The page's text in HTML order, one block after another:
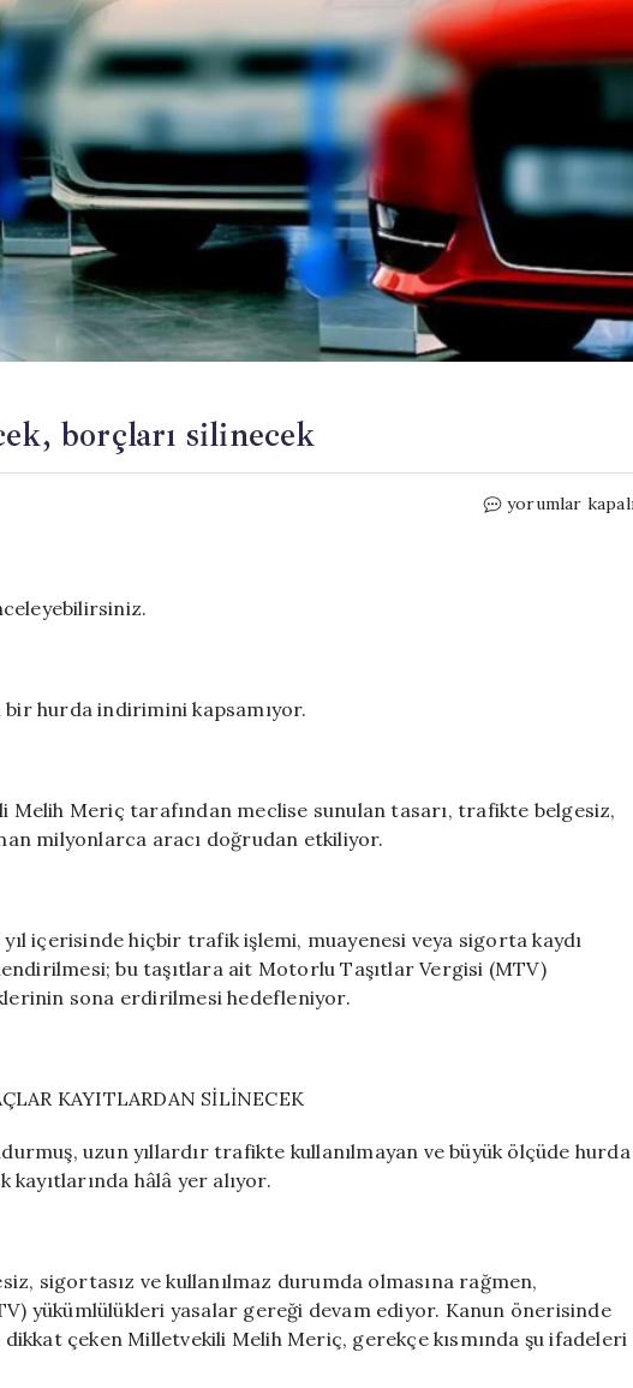
borçları silinecek
Milyonlarca
yorumlar
bir hurda indirimini kapsamıyor.
Melih Meriç tarafından meclise sunulan tasarı, trafikte belgesiz,
milyonlarca aracı doğrudan etkiliyor.
içerisinde hiçbir trafik işlemi, muayenesi veya sigorta kaydı
bu taşıtlara ait Motorlu Taşıtlar Vergisi (MTV)
sona erdirilmesi hedefleniyor.
KAYITLARDAN SİLİNECEK
uzun yıllardır trafikte kullanılmayan ve büyük ölçüde hurda
hâlâ yer alıyor.
sigortasız ve kullanılmaz durumda olmasına rağmen,
yükümlülükleri yasalar gereği devam ediyor. Kanun önerisinde
çeken Milletvekili Melih Meriç, gerekçe kısmında şu ifadeleri